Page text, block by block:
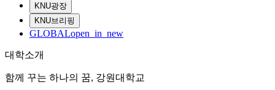
KNU광장
KNU브리핑
GLOBALopen_in_new
대학소개
함께 꾸는 하나의 꿈, 강원대학교